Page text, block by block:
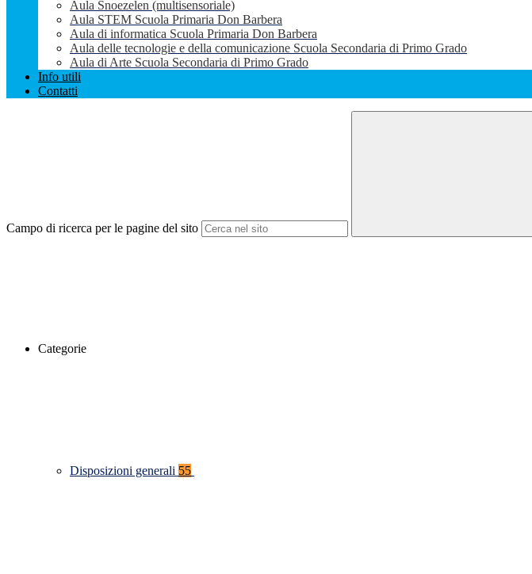
Aula Snoezelen (multisensoriale)
Aula STEM Scuola Primaria Don Barbera
Aula di informatica Scuola Primaria Don Barbera
Aula delle tecnologie e della comunicazione Scuola Secondaria di Primo Grado
Aula di Arte Scuola Secondaria di Primo Grado
Info utili
Contatti
Campo di ricerca per le pagine del sito
Categorie
Disposizioni generali 55